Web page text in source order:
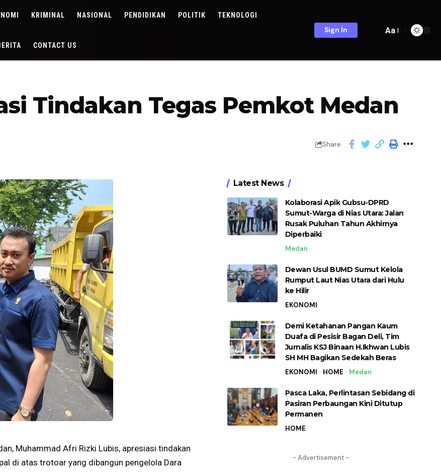
KRIMINAL NASIONAL PENDIDIKAN POLITIK TEKNOLOGI
CONTACT US
Sign In Aa
Tindakan Tegas Pemkot Medan
Share
Muhammad Afri Rizki Lubis, apresiasi tindakan
di atas trotoar yang dibangun pengelola Dara
Latest News
Kolaborasi Apik Gubsu-DPRD
Sumut-Warga di Nias Utara: Jalan
Rusak Puluhan Tahun Akhirnya
Diperbaiki
Medan
Dewan Usul BUMD Sumut Kelola
Rumput Laut Nias Utara dari Hulu
ke Hilir
EKONOMI
Demi Ketahanan Pangan Kaum
Duafa di Pesisir Bagan Deli, Tim
Jurnalis KSJ Binaan H.Ikhwan Lubis
SH MH Bagikan Sedekah Beras
EKONOMI HOME Medan
Pasca Laka, Perlintasan Sebidang di
Pasiran Perbaungan Kini Ditutup
Permanen
HOME
- Advertisement -